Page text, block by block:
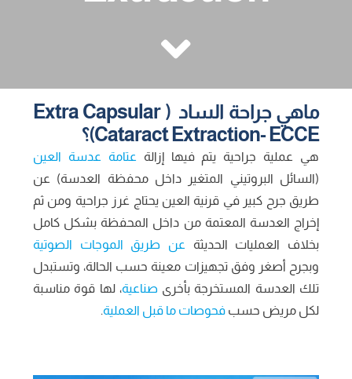
ماهي جراحة الساد ( Extra Capsular
Cataract Extraction- ECCE)؟
هي عملية جراحية يتم فيها إزالة عتامة عدسة العين
(السائل البروتيني المتغير داخل محفظة العدسة) عن
طريق جرح كبير في قرنية العين يحتاج غرز جراحية ومن ثم
إخراج العدسة المعتمة من داخل المحفظة بشكل كامل
بخلاف العمليات الحديثة عن طريق الموجات الصوتية
وبجرح أصغر وفق تجهيزات معينة حسب الحالة، وتستبدل
تلك العدسة المستخرجة بأخرى صناعية، لها قوة مناسبة
لكل مريض حسب فحوصات ما قبل العملية.